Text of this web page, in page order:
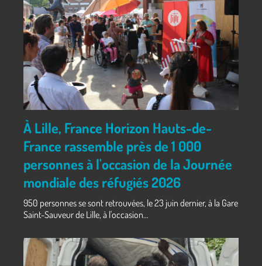
À Lille, France Horizon Hauts-de-
France rassemble près de 1 000
personnes à l'occasion de la Journée
mondiale des réfugiés 2026
950 personnes se sont retrouvées, le 23 juin dernier, à la Gare
Saint-Sauveur de Lille, à l'occasion...